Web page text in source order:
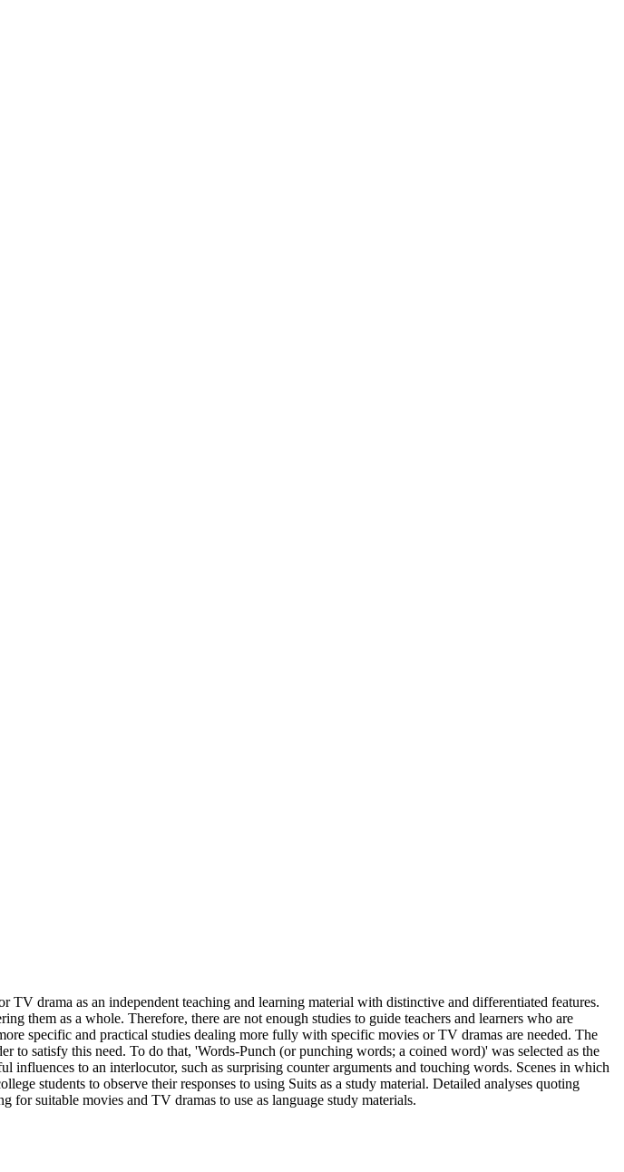
drama as an independent teaching and learning material with distinctive and differentiated features.
them as a whole. Therefore, there are not enough studies to guide teachers and learners who are
specific and practical studies dealing more fully with specific movies or TV dramas are needed. The
to satisfy this need. To do that, 'Words-Punch (or punching words; a coined word)' was selected as the
to an interlocutor, such as surprising counter arguments and touching words. Scenes in which
students to observe their responses to using Suits as a study material. Detailed analyses quoting
for suitable movies and TV dramas to use as language study materials.